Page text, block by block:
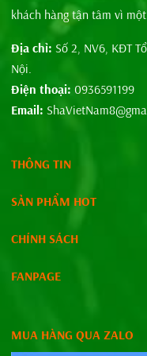
Xin được gửi đến khách
Quang
Thứ
Phân trùn
3 Phân trùn quế
khách hàng tận tâm vì một
Địa chỉ: Số 2, NV6, KĐT
Nội.
Điện thoại: 0936591199
Email:
THÔNG TIN
SẢN PHẨM HOT
CHÍNH SÁCH
FANPAGE
MUA HÀNG QUA ZALO